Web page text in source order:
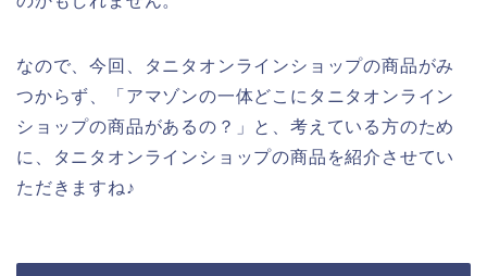
なので、今回、タニタオンラインショップの商品がみ
つからず、「アマゾンの一体どこにタニタオンライン
ショップの商品があるの？」と、考えている方のため
に、タニタオンラインショップの商品を紹介させてい
ただきますね♪